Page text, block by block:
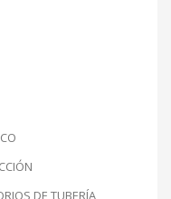
DE TUBERÍA